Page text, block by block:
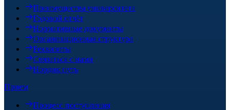
Преимущества университета
Годовой отчёт
Нормативные документы
Организационная структура
Реквизиты
Связаться с нами
Нордик путь
Прием
Процесс поступления